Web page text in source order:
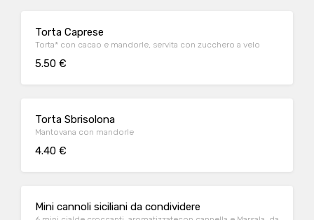
Torta Caprese
Torta* con cacao e mandorle, servita con zucchero a velo
5.50 €
Torta Sbrisolona
Mantovana con mandorle
4.40 €
Mini cannoli siciliani da condividere